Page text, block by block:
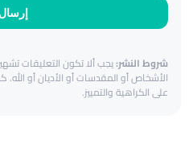
إرسال
شروط النشر:يجب ألا تكون التعليقات
الأشخاص أو المقدسات أو الأديان أو الله.
على الكراهية والتمييز.